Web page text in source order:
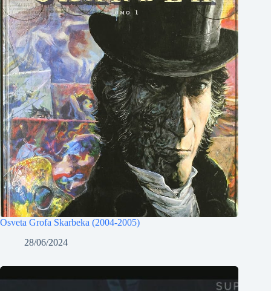
Osveta Grofa Skarbeka (2004-2005)
28/06/2024